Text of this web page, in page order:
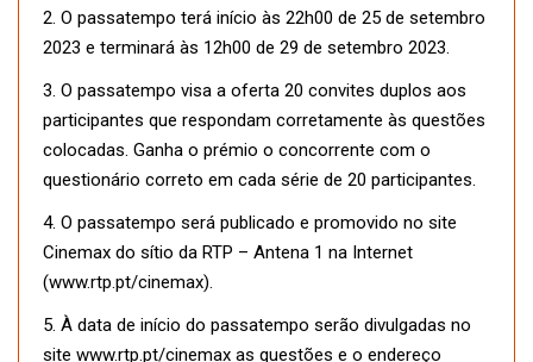
2. O passatempo terá início às 22h00 de 25 de setembro
2023 e terminará às 12h00 de 29 de setembro 2023.
3. O passatempo visa a oferta 20 convites duplos aos
participantes que respondam corretamente às questões
colocadas. Ganha o prémio o concorrente com o
questionário correto em cada série de 20 participantes.
4. O passatempo será publicado e promovido no site
Cinemax do sítio da RTP – Antena 1 na Internet
(www.rtp.pt/cinemax).
5. À data de início do passatempo serão divulgadas no
site www.rtp.pt/cinemax as questões e o endereço